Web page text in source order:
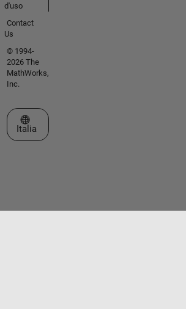
d'uso
Contact
Us
© 1994-
2026 The
MathWorks,
Inc.
Seleziona un sito web
Italia